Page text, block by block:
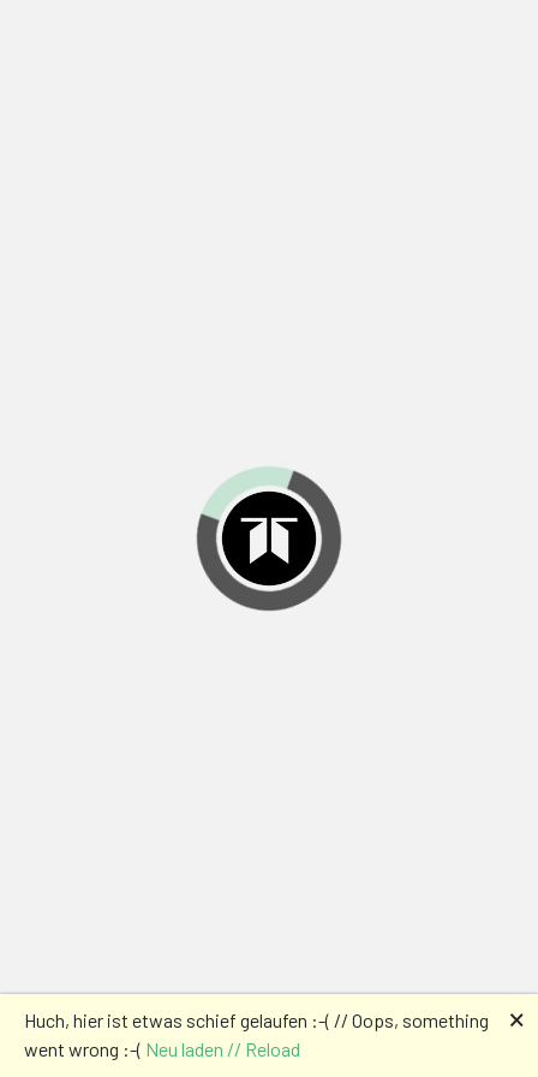
Huch, hier ist etwas schief gelaufen :-( // Oops, something
went wrong :-( Neu laden // Reload
🗙